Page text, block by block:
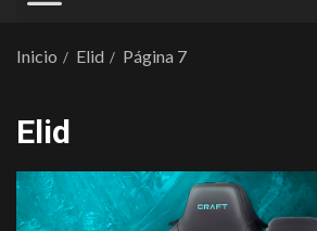
Inicio Elid Página 7
Elid